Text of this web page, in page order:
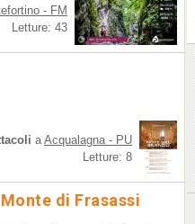
- FM
Letture: 43
aAcqualagna - PU
Letture: 8
di Frasassi